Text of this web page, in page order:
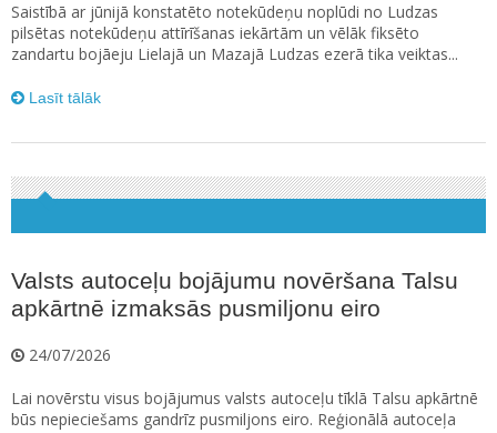
Saistībā ar jūnijā konstatēto notekūdeņu noplūdi no Ludzas
pilsētas notekūdeņu attīrīšanas iekārtām un vēlāk fiksēto
zandartu bojāeju Lielajā un Mazajā Ludzas ezerā tika veiktas...
Lasīt tālāk
Valsts autoceļu bojājumu novēršana Talsu
apkārtnē izmaksās pusmiljonu eiro
24/07/2026
Lai novērstu visus bojājumus valsts autoceļu tīklā Talsu apkārtnē
būs nepieciešams gandrīz pusmiljons eiro. Reģionālā autoceļa